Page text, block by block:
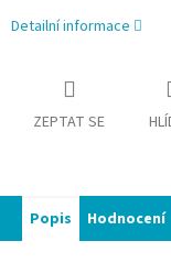
Detailní informace
ZEPTAT SE
Popis Hodnocení